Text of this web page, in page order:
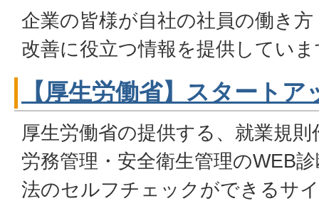
企業の皆様が自社の社員の働き
改善に役立つ情報を提供してい
【厚生労働省】スタートア
厚生労働省の提供する、就業規
労務管理・安全衛生管理のWEB
法のセルフチェックができるサ